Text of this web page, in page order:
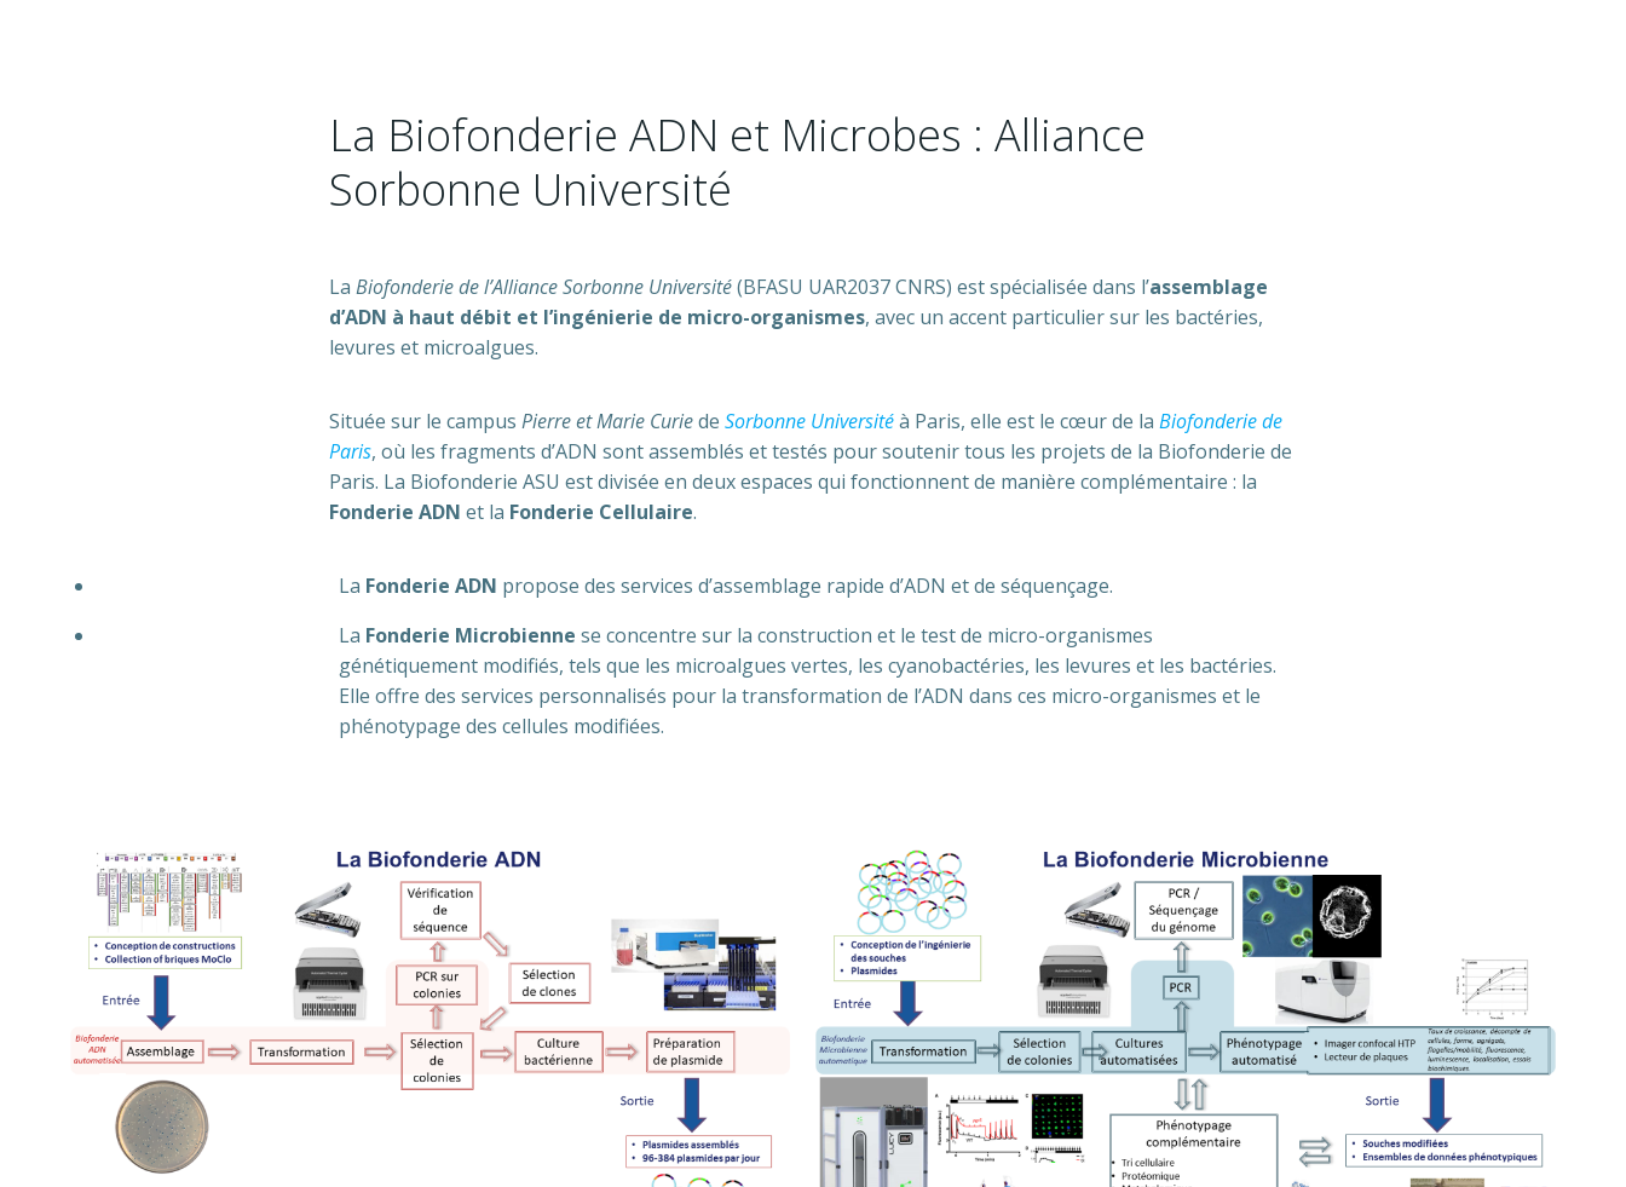
La Biofonderie ADN et Microbes : Alliance
Sorbonne Université
La Biofonderie de l’Alliance Sorbonne Université(BFASU UAR2037 CNRS) est spécialisée dans l’assemblage
d’ADN à haut débit et l’ingénierie de micro-organismes, avec un accent particulier sur les bactéries,
levures et microalgues.
Située sur le campus Pierre et Marie Curiede Sorbonne Universitéà Paris, elle est le cœur de la Biofonderie de
Paris, où les fragments d’ADN sont assemblés et testés pour soutenir tous les projets de la Biofonderie de
Paris. La Biofonderie ASU est divisée en deux espaces qui fonctionnent de manière complémentaire : la
Fonderie ADN et la Fonderie Cellulaire.
La Fonderie ADN propose des services d’assemblage rapide d’ADN et de séquençage.
La Fonderie Microbienne se concentre sur la construction et le test de micro-organismes
génétiquement modifiés, tels que les microalgues vertes, les cyanobactéries, les levures et les bactéries.
Elle offre des services personnalisés pour la transformation de l’ADN dans ces micro-organismes et le
phénotypage des cellules modifiées.